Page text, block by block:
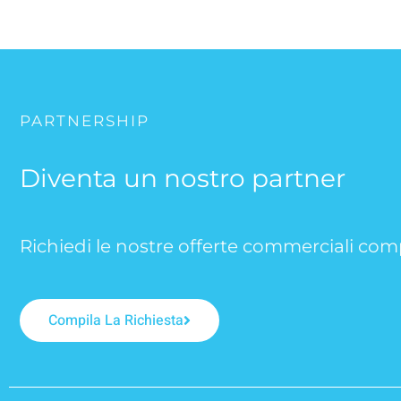
PARTNERSHIP
Diventa un nostro partner
Richiedi le nostre offerte commerciali
Compila La Richiesta